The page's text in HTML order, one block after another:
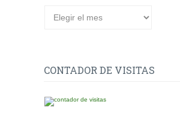
CONTADOR DE VISITAS